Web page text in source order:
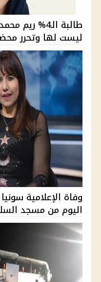
طالبة الـ4%
ليست لها وتحرر
وفاة الإعلامية
اليوم من مسجد